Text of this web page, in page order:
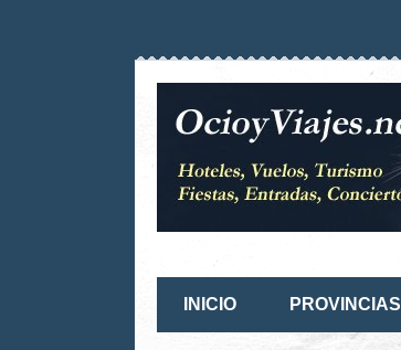
INICIO PROVINCIAS